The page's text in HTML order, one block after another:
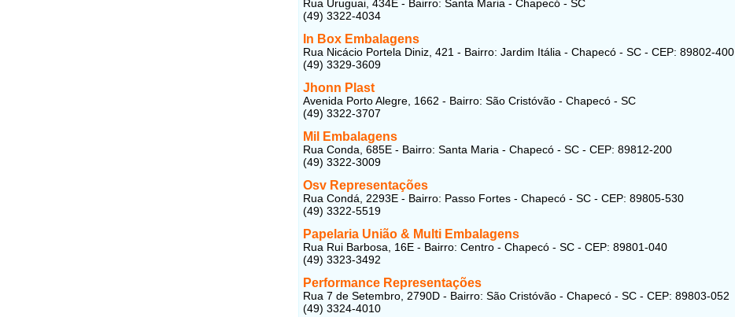
Rua Uruguai, 434E - Bairro: Santa Maria - Chapecó - SC
(49) 3322-4034
In Box Embalagens
Rua Nicácio Portela Diniz, 421 - Bairro: Jardim Itália - Chapecó - SC - CEP: 89802-400
(49) 3329-3609
Jhonn Plast
Avenida Porto Alegre, 1662 - Bairro: São Cristóvão - Chapecó - SC
(49) 3322-3707
Mil Embalagens
Rua Conda, 685E - Bairro: Santa Maria - Chapecó - SC - CEP: 89812-200
(49) 3322-3009
Osv Representações
Rua Condá, 2293E - Bairro: Passo Fortes - Chapecó - SC - CEP: 89805-530
(49) 3322-5519
Papelaria União & Multi Embalagens
Rua Rui Barbosa, 16E - Bairro: Centro - Chapecó - SC - CEP: 89801-040
(49) 3323-3492
Performance Representações
Rua 7 de Setembro, 2790D - Bairro: São Cristóvão - Chapecó - SC - CEP: 89803-052
(49) 3324-4010